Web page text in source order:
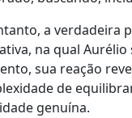
a verdadeira
na qual
sua reação
de
genuína.